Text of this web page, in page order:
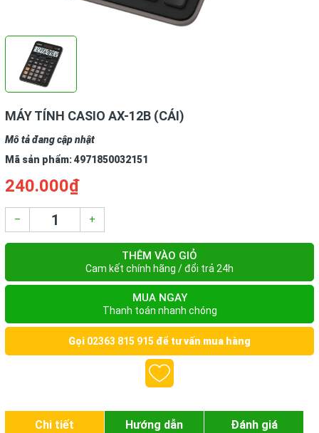
MÁY TÍNH CASIO AX-12B (CÁI)
Mô tả đang cập nhật
Mã sản phẩm:4971850032151
240.000₫
– +
THÊM VÀO GIỎ
Cam kết chính hãng / đổi trả 24h
MUA NGAY
Thanh toán nhanh chóng
Gọi 02363 815 915 để tư vấn mua hàng
Chi tiết Hướng dẫn Đánh giá